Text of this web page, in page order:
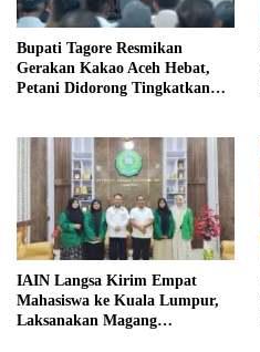
Bupati Tagore Resmikan
Gerakan Kakao Aceh Hebat,
Petani Didorong Tingkatkan
IAIN Langsa Kirim Empat
Mahasiswa ke Kuala Lumpur,
Laksanakan Magang